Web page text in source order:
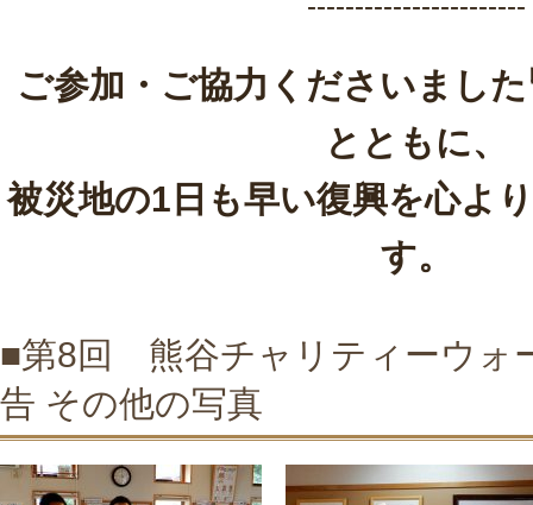
ご参加・ご協力くださいまし
とともに、
被災地の1日も早い復興を心よ
す。
■第8回 熊谷チャリティーウ
告 その他の写真